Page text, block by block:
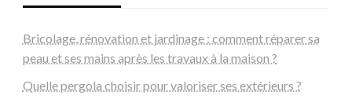
Bricolage, rénovation et jardinage : comment réparer sa
peau et ses mains après les travaux à la maison ?
Quelle pergola choisir pour valoriser ses extérieurs ?